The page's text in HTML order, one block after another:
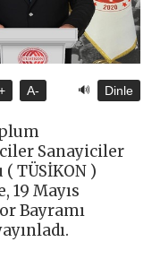
A- 🔊 Dinle
Sanayiciler
TÜSİKON )
19 Mayıs
Bayramı